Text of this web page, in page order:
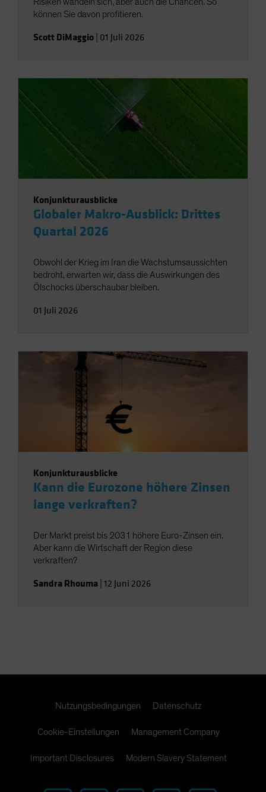
können Sie davon profitieren.
Scott DiMaggio 01 Juli 2026
Konjunkturausblicke
Globaler Makro-Ausblick: Drittes
Quartal 2026
Obwohl der Krieg im Iran die Wachstumsaussichten
bedroht, erwarten wir, dass die Auswirkungen des
Ölschocks überschaubar bleiben.
01 Juli 2026
Konjunkturausblicke
Kann die Eurozone höhere Zinsen
lange verkraften?
Der Markt preist bis 2031 höhere Euro-Zinsen ein.
Aber kann die Wirtschaft der Region diese
verkraften?
Sandra Rhouma 12 Juni 2026
Nutzungsbedingungen Datenschutz
Cookie-Einstellungen Management Company
Important Disclosures Modern Slavery Statement